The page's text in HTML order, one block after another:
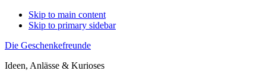
Skip to main content
Skip to primary sidebar
Die Geschenkefreunde
Ideen, Anlässe & Kurioses